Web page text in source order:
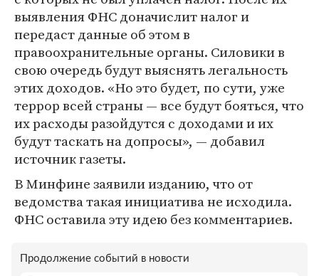
выявления ФНС доначислит налог и
передаст данные об этом в
правоохранительные органы. Силовики в
свою очередь будут выяснять легальность
этих доходов. «Но это будет, по сути, уже
террор всей страны — все будут бояться, что
их расходы разойдутся с доходами и их
будут таскать на допросы», — добавил
источник газеты.
В Минфине заявили изданию, что от
ведомства такая инициатива не исходила.
ФНС оставила эту идею без комментариев.
Продолжение событий в новости